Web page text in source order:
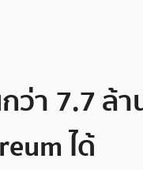
ว่า 7.7 ล้
ได้